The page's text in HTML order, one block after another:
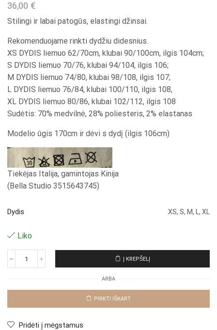
36,00 €
Stilingi ir labai patogūs, elastingi džinsai.
Rekomenduojame rinkti dydžiu didesnius.
XS DYDIS liemuo 62/70cm, klubai 90/100cm, ilgis 104cm;
S DYDIS liemuo 70/76, klubai 94/104, ilgis 106;
M DYDIS liemuo 74/80, klubai 98/108, ilgis 107;
L DYDIS liemuo 76/84, klubai 100/110, ilgis 108,
XL DYDIS liemuo 80/86, klubai 102/112, ilgis 108
Sudėtis: 70% medvilnė, 28% poliesteris, 2% elastanas
Modelio ūgis 170cm ir dėvi s dydį (ilgis 106cm)
Tiekėjas Italija, gamintojas Kinija
(Bella Studio 3515643745)
Dydis XS, S, M, L, XL
Liko
produkto
"Light
Į KREPŠELĮ
ARBA
PIRKTI IŠKART
Pridėti į mėgstamus